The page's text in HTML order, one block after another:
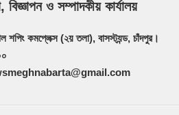
বিজ্ঞাপন ও সম্পাদকীয় কার্যালয়
শপিং কমপ্লেক্স (২য় তলা), বাসস্ট্যন্ড, চাঁদপুর।